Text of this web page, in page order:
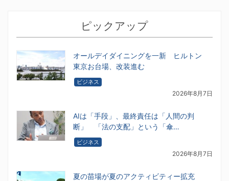
ピックアップ
オールデイダイニングを一新 ヒルトン
東京お台場、改装進む
ビジネス
2026年8月7日
AIは「手段」、最終責任は「人間の判
断」 「法の支配」という「傘…
ビジネス
2026年8月7日
夏の苗場が夏のアクティビティー拡充